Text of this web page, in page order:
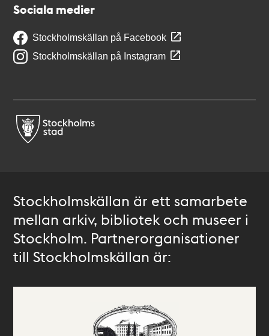
Sociala medier
Stockholmskällan på Facebook
Stockholmskällan på Instagram
Stockholmskällan är ett samarbete
mellan arkiv, bibliotek och museer i
Stockholm. Partnerorganisationer
till Stockholmskällan är: